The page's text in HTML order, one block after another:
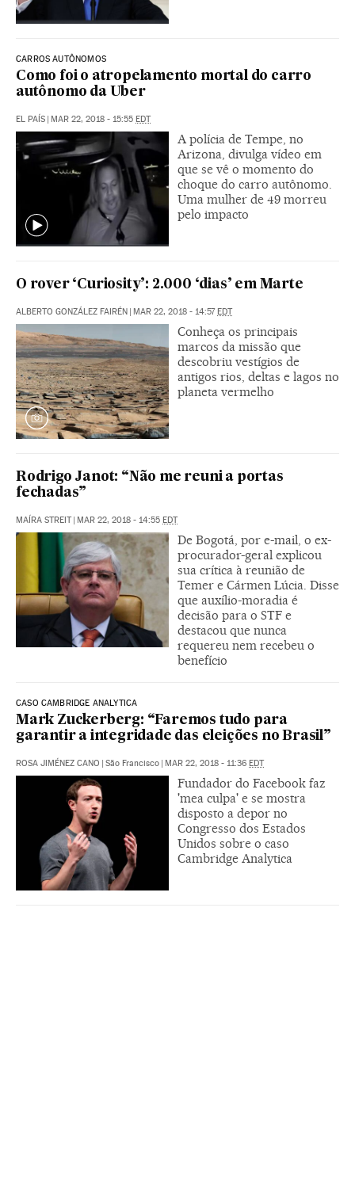
CARROS AUTÔNOMOS
Como foi o atropelamento mortal do carro
autônomo da Uber
EL PAÍS | MAR 22, 2018 - 15:55 EDT
A polícia de Tempe, no
Arizona, divulga vídeo em
que se vê o momento do
choque do carro autônomo.
Uma mulher de 49 morreu
pelo impacto
O rover ‘Curiosity’: 2.000 ‘dias’ em Marte
ALBERTO GONZÁLEZ FAIRÉN | MAR 22, 2018 - 14:57EDT
Conheça os principais
marcos da missão que
descobriu vestígios de
antigos rios, deltas e lagos no
planeta vermelho
Rodrigo Janot: “Não me reuni a portas
fechadas”
MAÍRA STREIT | MAR 22, 2018 - 14:55 EDT
De Bogotá, por e-mail, o ex-
procurador-geral explicou
sua crítica à reunião de
Temer e Cármen Lúcia. Disse
que auxílio-moradia é
decisão para o STF e
destacou que nunca
requereu nem recebeu o
benefício
CASO CAMBRIDGE ANALYTICA
Mark Zuckerberg: “Faremos tudo para
garantir a integridade das eleições no Brasil”
ROSA JIMÉNEZ CANO | São Francisco | MAR 22, 2018 - 11:36 EDT
Fundador do Facebook faz
'mea culpa' e se mostra
disposto a depor no
Congresso dos Estados
Unidos sobre o caso
Cambridge Analytica